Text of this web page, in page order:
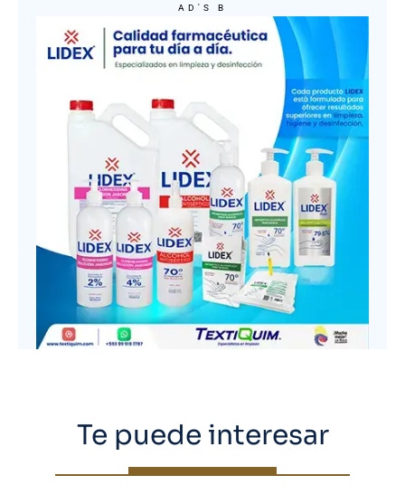
AD'S B
Te puede interesar